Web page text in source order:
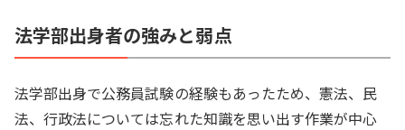
法学部出身者の強みと弱点
法学部出身で公務員試験の経験もあったため、憲法、民
法、行政法については忘れた知識を思い出す作業が中心